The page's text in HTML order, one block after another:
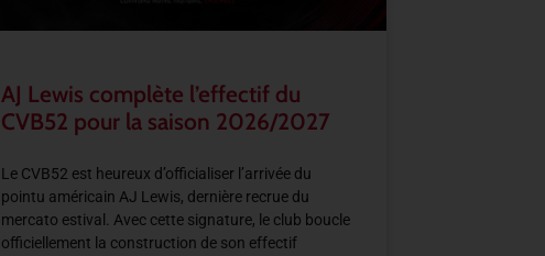
AJ Lewis complète l’effectif du
CVB52 pour la saison 2026/2027
Le CVB52 est heureux d’officialiser l’arrivée du
pointu américain AJ Lewis, dernière recrue du
mercato estival. Avec cette signature, le club boucle
officiellement la construction de son effectif